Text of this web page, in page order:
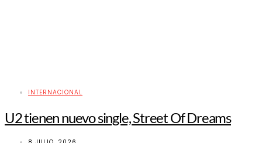
INTERNACIONAL
U2 tienen nuevo single, Street Of Dreams